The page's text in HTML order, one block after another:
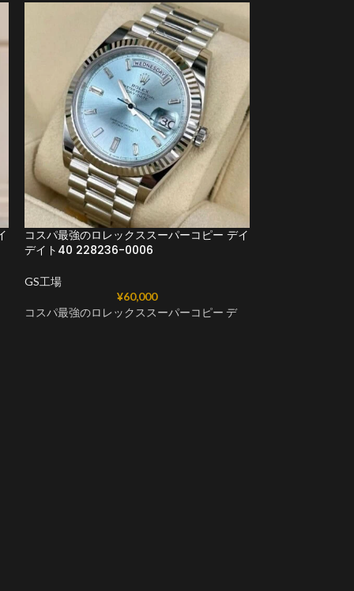
コスパ最強のロレックススーパーコピー デイ
デイト40 228236-0006
GS工場
¥60,000
コスパ最強のロレックススーパーコピー デ